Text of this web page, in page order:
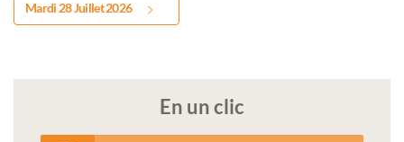
Mardi 28 Juillet 2026
En un clic